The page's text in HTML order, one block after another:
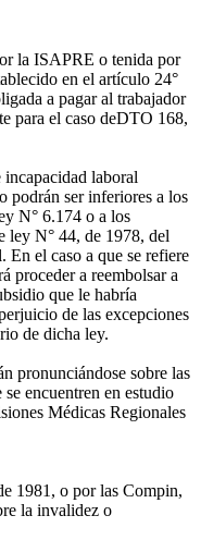
la ISAPRE o tenida por
en el artículo 24°
a pagar al trabajador
para el caso deDTO 168,
laboral
podrán ser inferiores a los
N° 6.174 o a los
ley N° 44, de 1978, del
el caso a que se refiere
proceder a reembolsar a
que le habría
de las excepciones
de dicha ley.
pronunciándose sobre las
encuentren en estudio
Médicas Regionales
1981, o por las Compin,
la invalidez o